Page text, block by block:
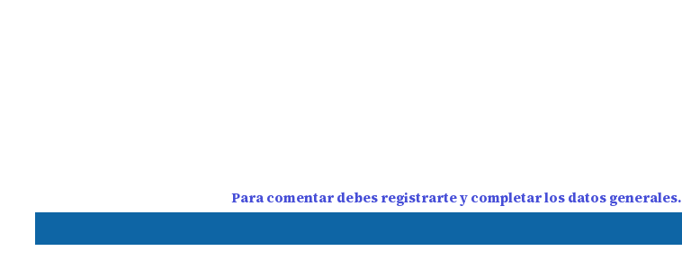
Para comentar debes registrarte y completar los datos generales.